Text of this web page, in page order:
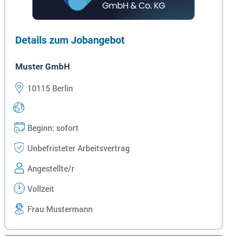
Details zum Jobangebot
Muster GmbH
10115 Berlin
Beginn: sofort
Unbefristeter Arbeitsvertrag
Angestellte/r
Vollzeit
Frau Mustermann